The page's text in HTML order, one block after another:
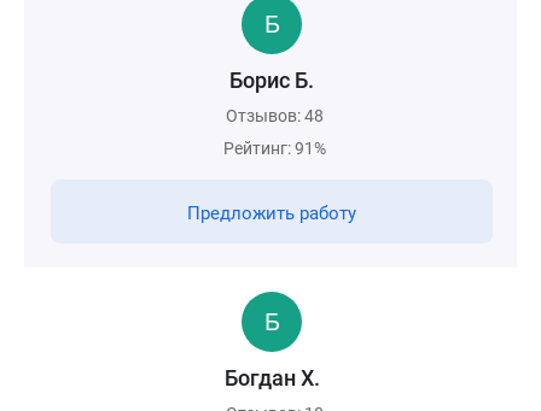
Борис Б.
Отзывов: 48
Рейтинг: 91%
Предложить работу
Богдан Х.